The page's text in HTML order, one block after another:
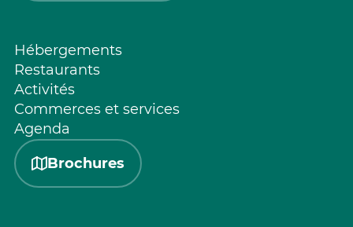
Hébergements
Restaurants
Activités
Commerces et services
Agenda
Brochures